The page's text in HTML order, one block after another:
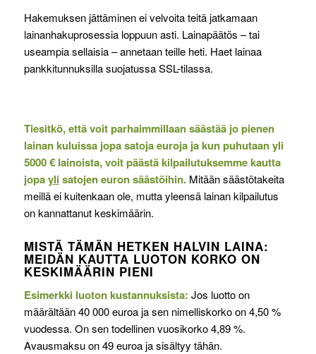
Hakemuksen jättäminen ei velvoita teitä jatkamaan
lainanhakuprosessia loppuun asti. Lainapäätös – tai
useampia sellaisia – annetaan teille heti. Haet lainaa
pankkitunnuksilla suojatussa SSL-tilassa.
Tiesitkö, että voit parhaimmillaan säästää jo pienen
lainan kuluissa jopa satoja euroja ja kun puhutaan yli
5000 € lainoista, voit päästä kilpailutuksemme kautta
jopaylisatojen euron säästöihin. Mitään säästötakeita
meillä ei kuitenkaan ole, mutta yleensä lainan kilpailutus
on kannattanut keskimäärin.
MISTÄ TÄMÄN HETKEN HALVIN LAINA:
MEIDÄN KAUTTA LUOTON KORKO ON
KESKIMÄÄRIN PIENI
Esimerkki luoton kustannuksista: Jos luotto on
määrältään 40 000 euroa ja sen nimelliskorko on 4,50 %
vuodessa. On sen todellinen vuosikorko 4,89 %.
Avausmaksu on 49 euroa ja sisältyy tähän.